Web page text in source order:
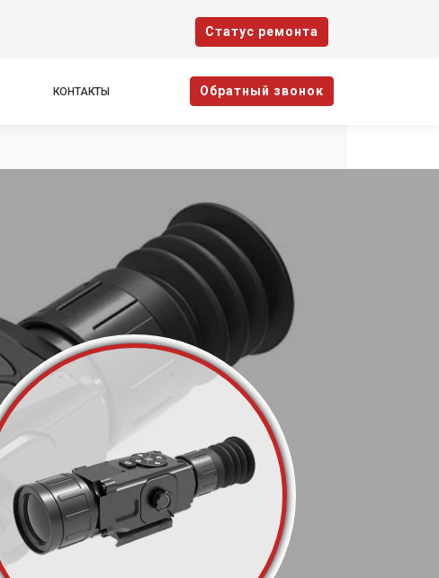
Cтатус ремонта
КОНТАКТЫ Oбратный звонок